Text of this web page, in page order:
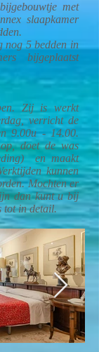
met
slaapkamer
nog 5 bedden in
bijgeplaatst
Zij is werkt
verricht de
9.00u - 14.00.
doet de was
en maakt
kunnen
Mochten er
dan kunt u bij
tot in detail.